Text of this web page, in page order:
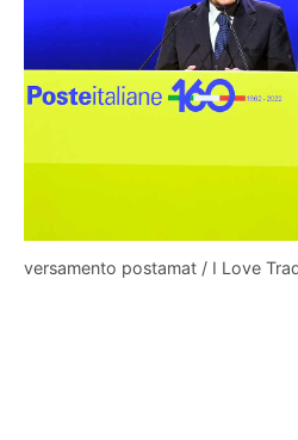
versamento postamat / I Love